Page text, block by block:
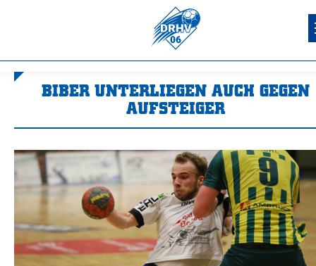
BIBER UNTERLIEGEN AUCH GEGEN
AUFSTEIGER